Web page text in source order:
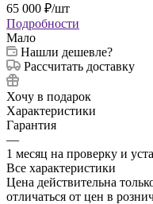
65 000 ₽/шт
Подробности
Мало
Нашли дешевле?
Рассчитать доставку
Хочу в подарок
Характеристики
Гарантия
—
1 месяц на проверку и
Все характеристики
Цена действительна
отличаться от цен в